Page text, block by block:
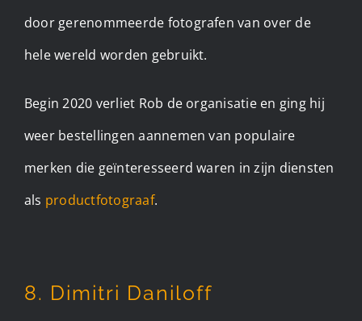
door gerenommeerde fotografen van over de
hele wereld worden gebruikt.
Begin 2020 verliet Rob de organisatie en ging hij
weer bestellingen aannemen van populaire
merken die geïnteresseerd waren in zijn diensten
als productfotograaf.
8. Dimitri Daniloff